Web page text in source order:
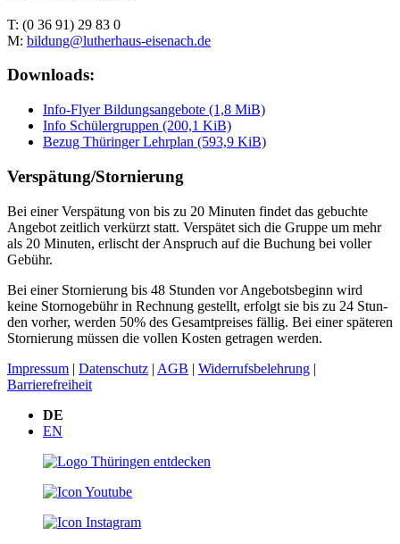
T: (0 36 91) 29 83 0
M: bildung@lutherhaus-eisenach.de
Downloads:
Info-Flyer Bildungsangebote (1,8 MiB)
Info Schülergruppen (200,1 KiB)
Bezug Thüringer Lehrplan (593,9 KiB)
Verspätung/Stornierung
Bei einer Ver­spätung von bis zu 20 Mi­nuten fin­det das ge­buchte
Ange­bot zeit­lich ver­kürzt statt. Ver­spätet sich die Gruppe um mehr
als 20 Mi­nuten, er­lischt der An­spruch auf die Buchung bei voller
Ge­bühr.
Bei einer Stor­nierung bis 48 Stun­den vor Angebots­be­ginn wird
keine Storno­gebühr in Rech­nung ge­stellt, er­folgt sie bis zu 24 Stun­
den vor­her, wer­den 50% des Gesamt­preises fällig. Bei einer späteren
Stor­nierung müssen die vollen Kos­ten ge­tragen wer­den.
Impressum | Datenschutz | AGB | Widerrufsbelehrung |
Barrierefreiheit
DE
EN